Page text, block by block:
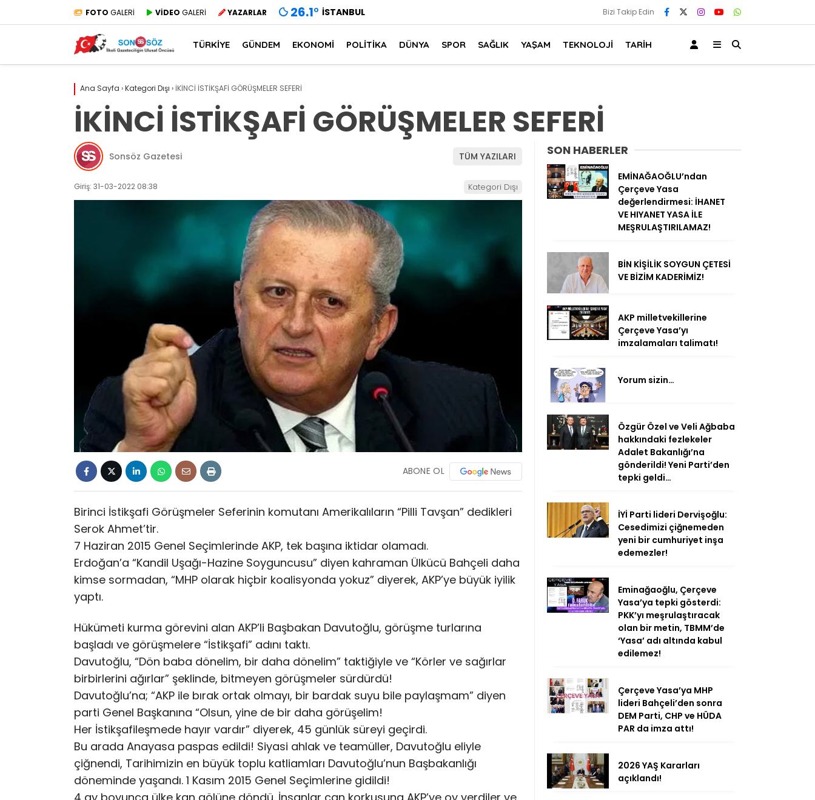
FOTO GALERİ VİDEO GALERİ YAZARLAR 26.1° İSTANBUL Bizi Takip Edin
TÜRKİYE GÜNDEM EKONOMİ POLİTİKA DÜNYA SPOR SAĞLIK YAŞAM TEKNOLOJİ TARİH
Ana Sayfa ›Kategori Dışı › İKİNCİ İSTİKŞAFİ GÖRÜŞMELER SEFERİ
İKİNCİ İSTİKŞAFİ GÖRÜŞMELER SEFERİ
Sonsöz Gazetesi TÜM YAZILARI
Giriş: 31-03-2022 08:38 Kategori Dışı
ABONE OL
Birinci İstikşafi Görüşmeler Seferinin komutanı Amerikalıların “Pilli Tavşan” dedikleri
Serok Ahmet’tir.
7 Haziran 2015 Genel Seçimlerinde AKP, tek başına iktidar olamadı.
Erdoğan’a “Kandil Uşağı-Hazine Soyguncusu” diyen kahraman Ülkücü Bahçeli daha
kimse sormadan, “MHP olarak hiçbir koalisyonda yokuz” diyerek, AKP’ye büyük iyilik
yaptı.
Hükümeti kurma görevini alan AKP’li Başbakan Davutoğlu, görüşme turlarına
başladı ve görüşmelere “İstikşafi” adını taktı.
Davutoğlu, “Dön baba dönelim, bir daha dönelim” taktiğiyle ve “Körler ve sağırlar
birbirlerini ağırlar” şeklinde, bitmeyen görüşmeler sürdürdü!
Davutoğlu’na; “AKP ile bırak ortak olmayı, bir bardak suyu bile paylaşmam” diyen
parti Genel Başkanına “Olsun, yine de bir daha görüşelim!
Her İstikşafileşmede hayır vardır” diyerek, 45 günlük süreyi geçirdi.
Bu arada Anayasa paspas edildi! Siyasi ahlak ve teamüller, Davutoğlu eliyle
çiğnendi, Tarihimizin en büyük toplu katliamları Davutoğlu’nun Başbakanlığı
döneminde yaşandı. 1 Kasım 2015 Genel Seçimlerine gidildi!
SON HABERLER
EMİNAĞAOĞLU’ndan
Çerçeve Yasa
değerlendirmesi: İHANET
VE HIYANET YASA İLE
MEŞRULAŞTIRILAMAZ!
BİN KİŞİLİK SOYGUN ÇETESİ
VE BİZİM KADERİMİZ!
AKP milletvekillerine
Çerçeve Yasa’yı
imzalamaları talimatı!
Yorum sizin…
Özgür Özel ve Veli Ağbaba
hakkındaki fezlekeler
Adalet Bakanlığı’na
gönderildi! Yeni Parti’den
tepki geldi…
İYİ Parti lideri Dervişoğlu:
Cesedimizi çiğnemeden
yeni bir cumhuriyet inşa
edemezler!
Eminağaoğlu, Çerçeve
Yasa’ya tepki gösterdi:
PKK’yı meşrulaştıracak
olan bir metin, TBMM’de
‘Yasa’ adı altında kabul
edilemez!
Çerçeve Yasa’ya MHP
lideri Bahçeli’den sonra
DEM Parti, CHP ve HÜDA
PAR da imza attı!
2026 YAŞ Kararları
açıklandı!